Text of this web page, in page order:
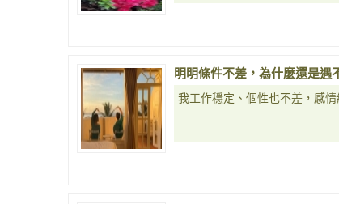
明明條件不差，為什麼還是遇
我工作穩定、個性也不差，感